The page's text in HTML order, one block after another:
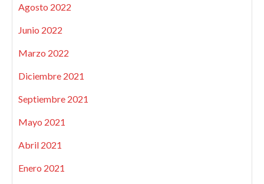
Agosto 2022
Junio 2022
Marzo 2022
Diciembre 2021
Septiembre 2021
Mayo 2021
Abril 2021
Enero 2021